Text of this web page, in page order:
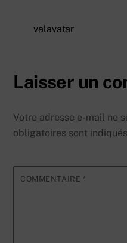
valavatar
Laisser un
Votre adresse e-mail ne
obligatoires sont
COMMENTAIRE *